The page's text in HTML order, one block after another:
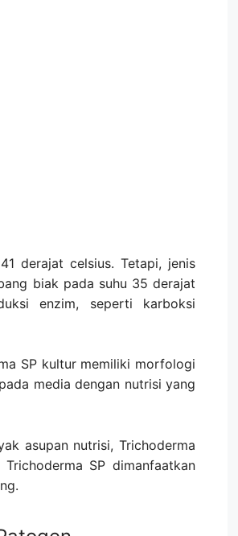
derajat celsius. Tetapi, jenis
biak pada suhu 35 derajat
enzim, seperti karboksi
SP kultur memiliki morfologi
media dengan nutrisi yang
asupan nutrisi, Trichoderma
SP dimanfaatkan